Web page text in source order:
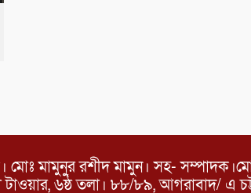
মোঃ মামুনুর রশীদ মামুন। সহ-
৬ষ্ঠ তলা। ৮৮/৮৯, আগরাবাদ/ এ